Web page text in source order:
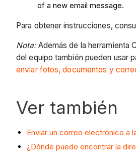
of a new email message.
Para obtener instrucciones,
Nota: Además de la
del equipo también pueden usar
enviar fotos, documentos y
Ver también
Enviar un correo electrónico a
¿Dónde puedo encontrar la